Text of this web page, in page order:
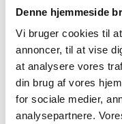
Denne hjemmeside
Vi bruger cookies til
annoncer, til at vise
at analysere vores
din brug af vores
for sociale medier,
analysepartnere.